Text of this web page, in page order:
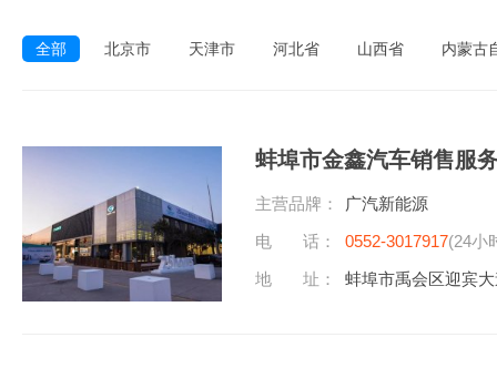
全部 北京市 天津市 河北省 山西省 内蒙古
蚌埠市金鑫汽车销售服
主营品牌：
广汽新能源
电 话：
0552-3017917(24小
地 址：
蚌埠市禹会区迎宾